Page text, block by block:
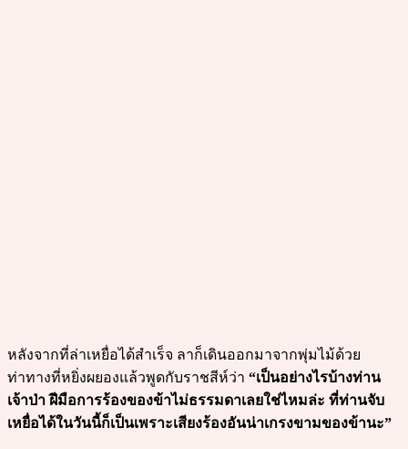
หลังจากที่ล่าเหยื่อได้สำเร็จ ลาก็เดินออกมาจากพุ่มไม้ด้วย
ท่าทางที่หยิ่งผยองแล้วพูดกับราชสีห์ว่า “เป็นอย่างไรบ้างท่าน
เจ้าป่า ฝีมือการร้องของข้าไม่ธรรมดาเลยใช่ไหมล่ะ ที่ท่านจับ
เหยื่อได้ในวันนี้ก็เป็นเพราะเสียงร้องอันน่าเกรงขามของข้านะ”